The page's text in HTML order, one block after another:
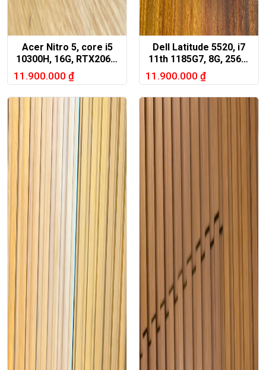
Acer Nitro 5, core i5
10300H, 16G, RTX2060,
15,6in FHD 144hz
11.900.000 ₫
Dell Latitude 5520, i7
11th 1185G7, 8G, 256G,
Nvida MX450, 15,6in
FHD
11.900.000 ₫